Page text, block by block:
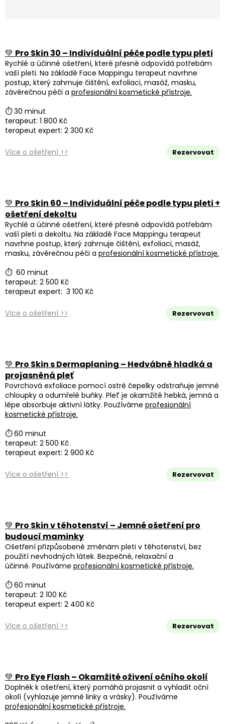
💚 Pro Skin 30 – Individuální péče podle typu pleti
Rychlé a účinné ošetření, které přesně odpovídá potřebám
vaší pleti. Na základě Face Mappingu terapeut navrhne
postup, který zahrnuje čištění, exfoliaci, masáž, masku,
závěrečnou péči a profesionální kosmetické přístroje.
⏱ 30 minut
terapeut: 1 800 Kč
terapeut expert: 2 300 Kč
Více o ošetření >> Rezervovat
💚 Pro Skin 60 – Individuální péče podle typu pleti +
ošetření dekoltu
Rychlé a účinné ošetření, které přesně odpovídá potřebám
vaší pleti a dekoltu. Na základě Face Mappingu terapeut
navrhne postup, který zahrnuje čištění, exfoliaci, masáž,
masku, závěrečnou péči a profesionální kosmetické přístroje.
⏱ 60 minut
terapeut: 2 500 Kč
terapeut expert: 3 100 Kč
Více o ošetření >> Rezervovat
💚 Pro Skin s Dermaplaning – Hedvábně hladká a
projasněná pleť
Povrchová exfoliace pomocí ostré čepelky odstraňuje jemné
chloupky a odumřelé buňky. Pleť je okamžitě hebká, jemná a
lépe absorbuje aktivní látky. Používáme profesionální
kosmetické přístroje.
⏱ 60 minut
terapeut: 2 500 Kč
terapeut expert: 2 900 Kč
Více o ošetření >> Rezervovat
💚 Pro Skin v těhotenství – Jemné ošetření pro
budoucí maminky
Ošetření přizpůsobené změnám pleti v těhotenství, bez
použití nevhodných látek. Bezpečné, relaxační a
účinné. Používáme profesionální kosmetické přístroje.
⏱ 60 minut
terapeut: 2 100 Kč
terapeut expert: 2 400 Kč
Více o ošetření >> Rezervovat
💚 Pro Eye Flash – Okamžité oživení očního okolí
Doplněk k ošetření, který pomáhá projasnit a vyhladit oční
okolí (vyhlazuje jemné linky a vrásky). Používáme
profesionální kosmetické přístroje.